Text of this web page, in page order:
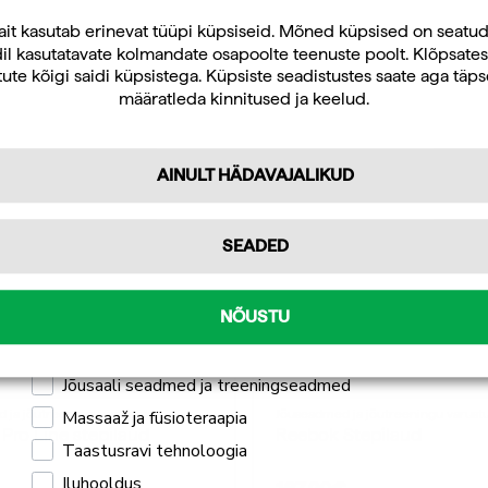
ja jõutreeningu varustus
Line stepilaud
kasutab erinevat tüüpi küpsiseid. Mõned küpsised on
kasutatavate kolmandate osapoolte teenuste poolt.
kõigi saidi küpsistega. Küpsiste seadistustes saate aga
määratleda kinnitused ja keelud.
AINULT HÄDAVAJALIKUD
SEADED
NÕUSTU
Uudiskirja tellijana saate jooksvat teavet ja
pakkumisi teid huvitavate küsimuste kohta
ning 10% allahindlust oma esimeselt veebipoe
tellimuselt.
Tellin
Professionaalseks kasutamiseks
Mulle pakub huvi
Jõusaali seadmed ja treeningseadmed
Massaaž ja füsioteraapia
Taastusravi tehnoloogia